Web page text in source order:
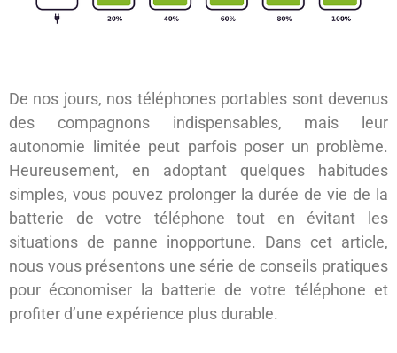
De nos jours, nos téléphones portables sont devenus
des compagnons indispensables, mais leur
autonomie limitée peut parfois poser un problème.
Heureusement, en adoptant quelques habitudes
simples, vous pouvez prolonger la durée de vie de la
batterie de votre téléphone tout en évitant les
situations de panne inopportune. Dans cet article,
nous vous présentons une série de conseils pratiques
pour économiser la batterie de votre téléphone et
profiter d’une expérience plus durable.